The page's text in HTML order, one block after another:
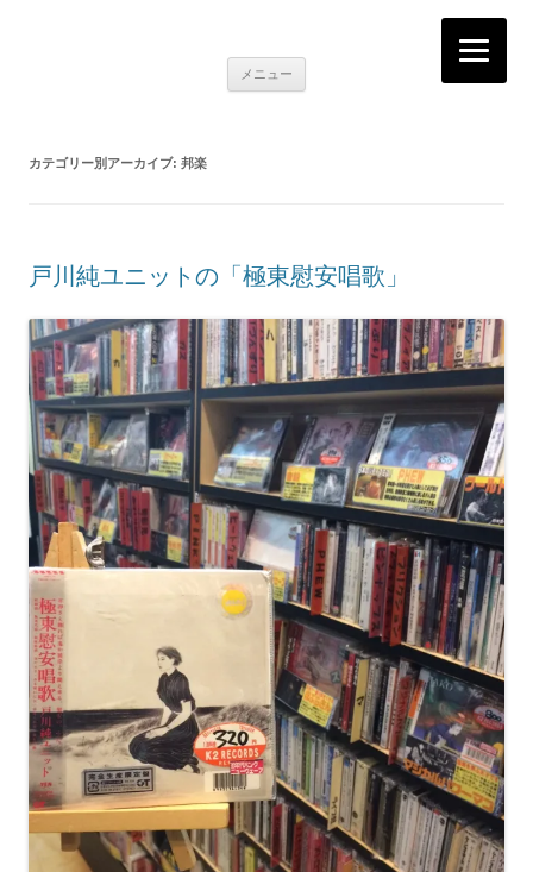
メニュー
カテゴリー別アーカイブ: 邦楽
戸川純ユニットの「極東慰安唱歌」